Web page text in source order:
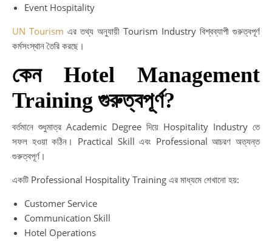
Event Hospitality
UN Tourism এর তথ্য অনুযায়ী Tourism Industry বিশ্বব্যাপী গুরুত্বপূর্ণ
কর্মসংস্থান তৈরি করছে।
কেন Hotel Management
Training গুরুত্বপূর্ণ?
বর্তমানে শুধুমাত্র Academic Degree দিয়ে Hospitality Industry তে
সফল হওয়া কঠিন। Practical Skill এবং Professional আচরণ অত্যন্ত
গুরুত্বপূর্ণ।
একটি Professional Hospitality Training এর মাধ্যমে শেখানো হয়:
Customer Service
Communication Skill
Hotel Operations